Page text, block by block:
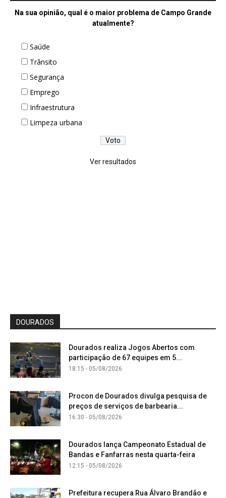
Na sua opinião, qual é o maior problema de Campo Grande
atualmente?
Saúde
Trânsito
Segurança
Emprego
Infraestrutura
Limpeza urbana
Ver resultados
DOURADOS
Dourados realiza Jogos Abertos com
participação de 67 equipes em 5...
18:15 - 05/08/2026
Procon de Dourados divulga pesquisa de
preços de serviços de barbearia...
16:30 - 05/08/2026
Dourados lança Campeonato Estadual de
Bandas e Fanfarras nesta quarta-feira
12:15 - 05/08/2026
Prefeitura recupera Rua Álvaro Brandão e